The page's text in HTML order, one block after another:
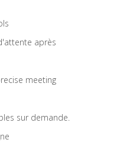
après
meeting
sur demande.